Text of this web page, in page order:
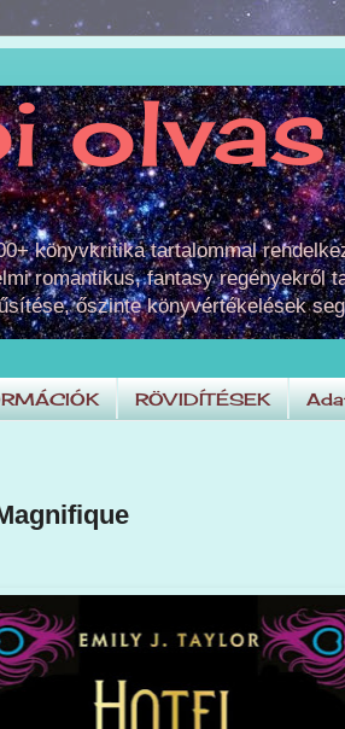
olvas
könyvkritika tartalommal
romantikus, fantasy regényekről
őszinte könyvértékelések
RÖVIDÍTÉSEK